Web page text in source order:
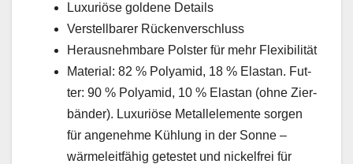
Lux­u­riöse gold­ene Details
Ver­stell­bar­er Rück­en­ver­schluss
Her­aus­nehm­bare Pol­ster für mehr Flex­i­bil­ität
Mate­r­i­al: 82 % Polyamid, 18 % Elas­tan. Fut­
ter: 90 % Polyamid, 10 % Elas­tan (ohne Zier­
bän­der). Lux­u­riöse Met­al­lele­mente sor­gen
für angenehme Küh­lung in der Sonne –
wärmeleit­fähig getestet und nick­el­frei für